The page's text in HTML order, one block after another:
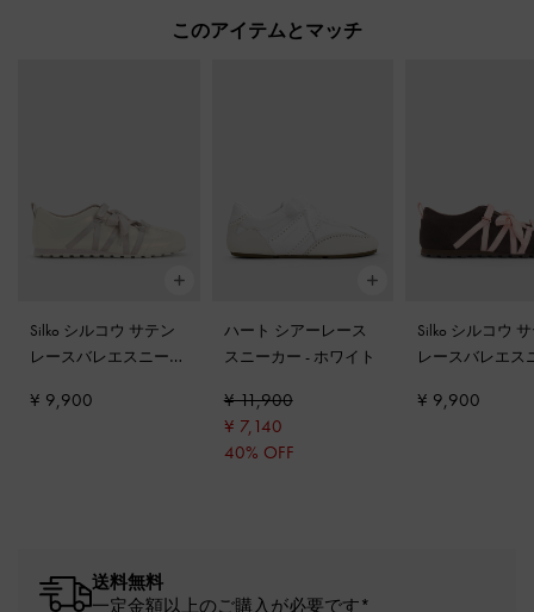
このアイテムとマッチ
Silko シルコウ サテン
レースバレエスニーカ
¥ 9,900
ハート シアーレース
スニーカー - ホワイト
¥ 11,900
¥ 7,140
40% OFF
Silko シルコウ
レースバレエス
クスチャー
¥ 9,900
送料無料
一定金額以上のご購入が必要です*